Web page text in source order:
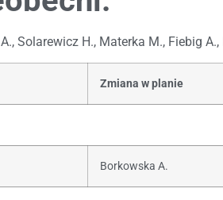
Solarewicz H., Materka M., Fiebig
Zmiana w planie
Borkowska A.